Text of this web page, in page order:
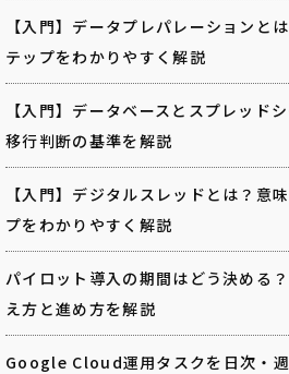
【入門】データプレパレーションと
テップをわかりやすく解説
【入門】データベースとスプレッド
移行判断の基準を解説
【入門】デジタルスレッドとは？意
プをわかりやすく解説
パイロット導入の期間はどう決める
え方と進め方を解説
Google Cloud運用タスクを日次・